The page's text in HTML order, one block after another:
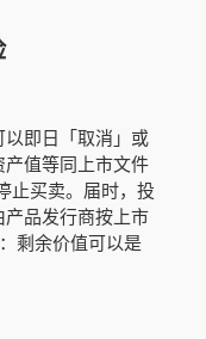
即日「取消」或
值等同上市文件
止买卖。届时，投
品发行商按上市
剩余价值可以是